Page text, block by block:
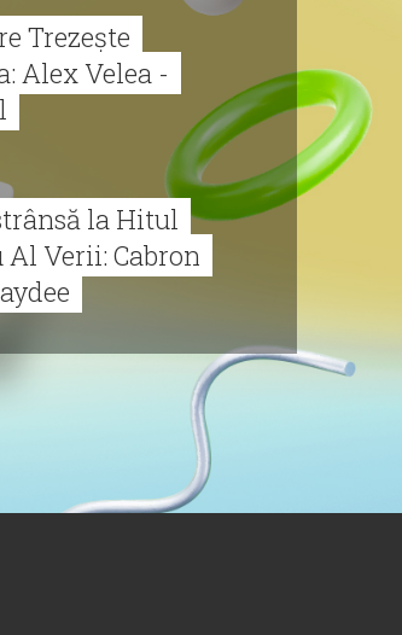
Trezește
Alex Velea -
la Hitul
Verii: Cabron